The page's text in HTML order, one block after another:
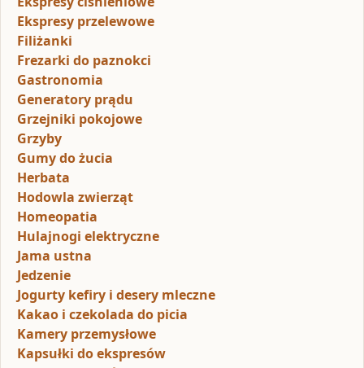
Ekspresy przelewowe
Filiżanki
Frezarki do paznokci
Gastronomia
Generatory prądu
Grzejniki pokojowe
Grzyby
Gumy do żucia
Herbata
Hodowla zwierząt
Homeopatia
Hulajnogi elektryczne
Jama ustna
Jedzenie
Jogurty kefiry i desery mleczne
Kakao i czekolada do picia
Kamery przemysłowe
Kapsułki do ekspresów